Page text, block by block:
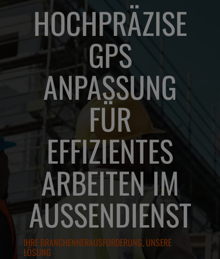
HOCHPRÄZISE
GPS
ANPASSUNG
FÜR
EFFIZIENTES
ARBEITEN IM
AUSSENDIENST
IHRE BRANCHENHERAUSFORDERUNG, UNSERE
LÖSUNG